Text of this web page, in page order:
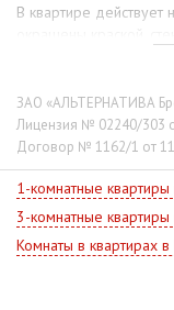
В квартире действует
окрашенная, в кухне
функционала:
мягкий уголок.
многочисленные
парковый ансамбль
церковь, Барочный
государственный
технический
ресторан, кафе,
ЗАО «АЛЬТЕРНАТИВА
Лицензия № 02240/303
Договор № 1162/1 от
1-комнатные квартиры
3-комнатные квартиры
Комнаты в квартирах в